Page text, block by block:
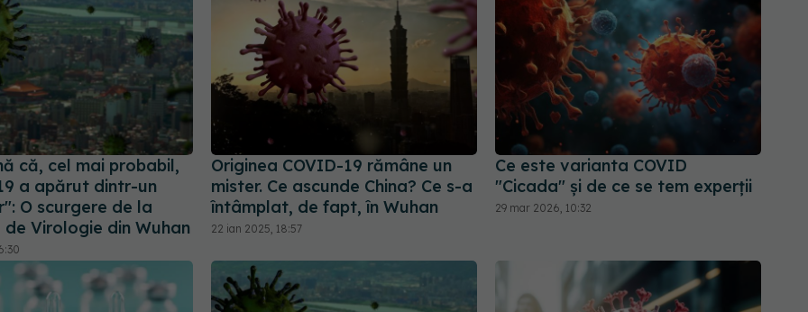
că, cel mai probabil,
a apărut dintr-un
O scurgere de la
Virologie din Wuhan
Originea COVID-19 rămâne un
mister. Ce ascunde China? Ce s-a
întâmplat, de fapt, în Wuhan
22 ian 2025, 18:57
Ce este varianta COVID
"Cicada" și de ce se tem experții
29 mar 2026, 10:32